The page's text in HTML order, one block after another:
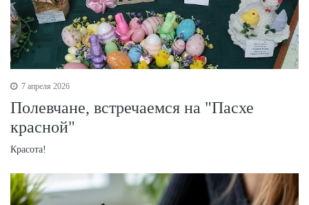
7 апреля 2026
Полевчане, встречаемся на "Пасхе
красной"
Красота!